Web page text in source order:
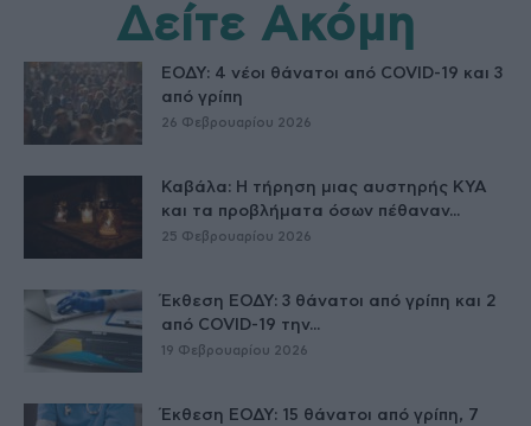
Δείτε Ακόμη
ΕΟΔΥ: 4 νέοι θάνατοι από COVID-19 και 3
από γρίπη
26 Φεβρουαρίου 2026
Καβάλα: Η τήρηση μιας αυστηρής ΚΥΑ
και τα προβλήματα όσων πέθαναν...
25 Φεβρουαρίου 2026
Έκθεση ΕΟΔΥ: 3 θάνατοι από γρίπη και 2
από COVID-19 την...
19 Φεβρουαρίου 2026
Έκθεση ΕΟΔΥ: 15 θάνατοι από γρίπη, 7